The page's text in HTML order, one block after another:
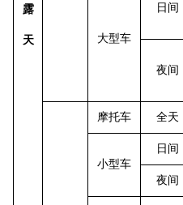
露
天 大型车
日间
夜间
摩托车 全天
小型车
日间
夜间